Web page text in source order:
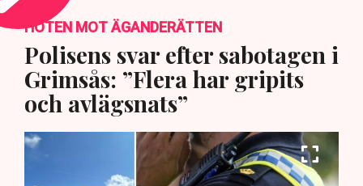
HOTEN MOT ÄGANDERÄTTEN
Polisens svar efter sabotagen i
Grimsås: ”Flera har gripits
och avlägsnats”